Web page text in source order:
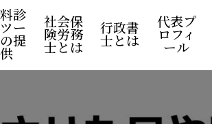
診
ー
提
供
社会保
険労務
士とは
行政書
士とは
代表プ
ロフィ
ール